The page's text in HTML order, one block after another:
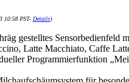
10:58 PST- Details)
gestelltes Sensorbedienfeld
Latte Macchiato, Caffe
Programmierfunktion